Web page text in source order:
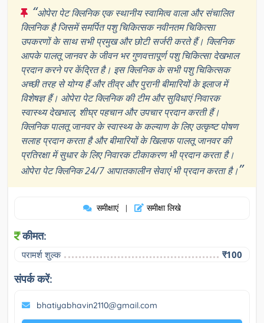
“ओपेरा पेट क्लिनिक एक स्थानीय स्वामित्व वाला और संचालित
क्लिनिक है जिसमें समर्पित पशु चिकित्सक नवीनतम चिकित्सा
उपकरणों के साथ सभी प्रमुख और छोटी सर्जरी करते हैं। क्लिनिक
आपके पालतू जानवर के जीवन भर गुणवत्तापूर्ण पशु चिकित्सा देखभाल
प्रदान करने पर केंद्रित है। इस क्लिनिक के सभी पशु चिकित्सक
अच्छी तरह से योग्य हैं और तीव्र और पुरानी बीमारियों के इलाज में
विशेषज्ञ हैं। ओपेरा पेट क्लिनिक की टीम और सुविधाएं निवारक
स्वास्थ्य देखभाल, शीघ्र पहचान और उपचार प्रदान करती हैं।
क्लिनिक पालतू जानवर के स्वास्थ्य के कल्याण के लिए उत्कृष्ट पोषण
सलाह प्रदान करता है और बीमारियों के खिलाफ पालतू जानवर की
प्रतिरक्षा में सुधार के लिए निवारक टीकाकरण भी प्रदान करता है।
ओपेरा पेट क्लिनिक 24/7 आपातकालीन सेवाएं भी प्रदान करता है।”
समीक्षाएं | समीक्षा लिखे
कीमत:
परामर्श शुल्क ₹100
संपर्क करें:
bhatiyabhavin2110@gmail.com